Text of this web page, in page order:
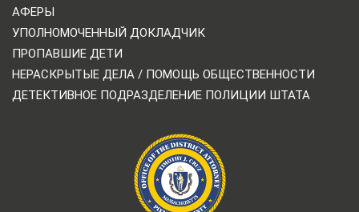
АФЕРЫ
УПОЛНОМОЧЕННЫЙ ДОКЛАДЧИК
ПРОПАВШИЕ ДЕТИ
НЕРАСКРЫТЫЕ ДЕЛА / ПОМОЩЬ ОБЩЕСТВЕННОСТИ
ДЕТЕКТИВНОЕ ПОДРАЗДЕЛЕНИЕ ПОЛИЦИИ ШТАТА